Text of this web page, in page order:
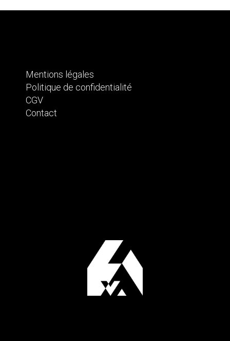
Mentions légales
Politique de confidentialité
CGV
Contact